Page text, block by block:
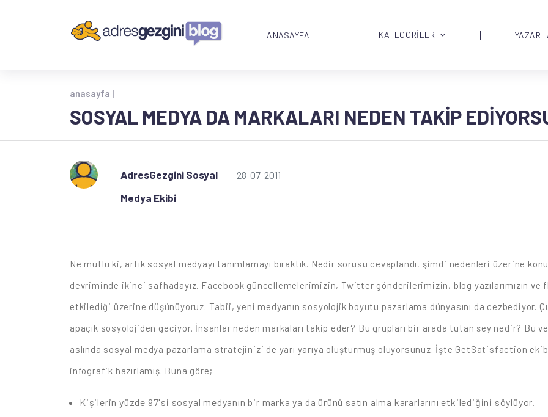
ANASAYFA KATEGORİLER
anasayfa |
SOSYAL MEDYA DA MARKALARI NEDEN TAKIP
AdresGezgini Sosyal
Medya Ekibi
28-07-2011
Ne mutlu ki, artık sosyal medyayı tanımlamayı bıraktık. Nedir sorusu cevaplandı, şimdi nedenleri üzerine
devriminde ikinci safhadayız. Facebook güncellemelerimizin, Twitter gönderilerimizin, blog yazılarımızın ve
etkilediği üzerine düşünüyoruz. Tabii, yeni medyanın sosyolojik boyutu pazarlama dünyasını da cezbediyor.
apaçık sosyolojiden geçiyor. İnsanlar neden markaları takip eder? Bu grupları bir arada tutan şey nedir? Bu ve
aslında sosyal medya pazarlama stratejinizi de yarı yarıya oluşturmuş oluyorsunuz. İşte GetSatisfaction
infografik hazırlamış. Buna göre;
Kişilerin yüzde 97'si sosyal medyanın bir marka ya da ürünü satın alma kararlarını etkilediğini söylüyor.